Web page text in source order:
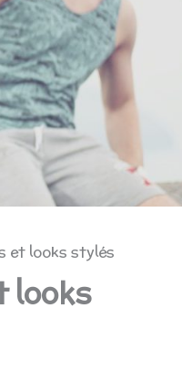
et looks stylés
looks